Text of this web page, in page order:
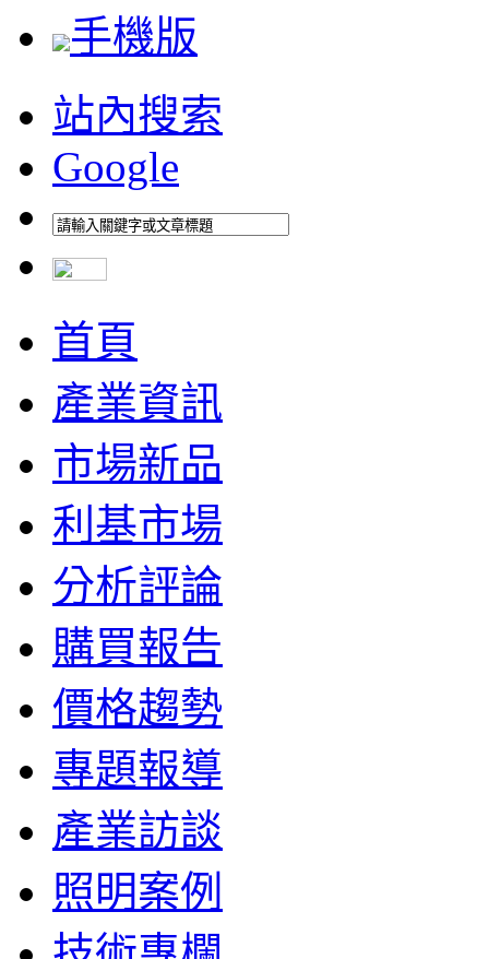
手機版
站內搜索
Google
首頁
產業資訊
市場新品
利基市場
分析評論
購買報告
價格趨勢
專題報導
產業訪談
照明案例